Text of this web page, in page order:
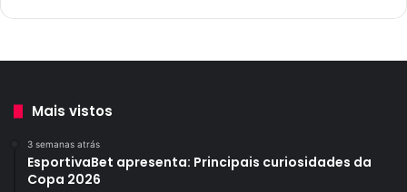
Mais vistos
3 semanas atrás
EsportivaBet apresenta: Principais curiosidades da
Copa 2026